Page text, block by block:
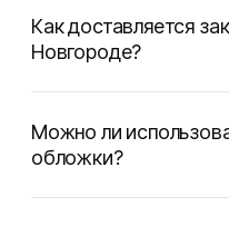
Как доставляется
Новгороде?
Можно ли
обложки?